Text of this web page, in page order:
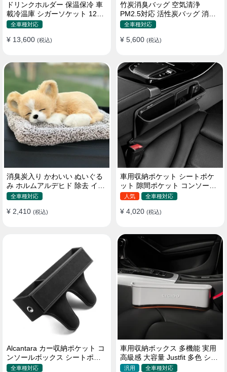
ドリンクホルダー 保温保冷 車
載冷温庫 シガーソケット 12V
車用 車中泊
全車種対応
¥ 13,600 (税込)
竹炭消臭バッグ 空気清浄
PM2.5対応 活性炭バッグ 消臭
車用 デオドラント 繰り返し使
全車種対応
¥ 5,600 (税込)
消臭炭入り かわいい ぬいぐる
み ホルムアルデヒド 除去 イン
テリア 贈り物
全車種対応
¥ 2,410 (税込)
車用収納ポケット シートポケ
ット 隙間ポケット コンソール
ボックス カー用品
人気 全車種対応
¥ 4,020 (税込)
Alcantara カー収納ポケット コ
ンソールボックス シートポケ
ット 隙間ポケットセット
全車種対応
車用収納ボックス 多機能 実用
高級感 大容量 Justfit 多色 シー
トポケット ギャップ 隙間収納
汎用 全車種対応